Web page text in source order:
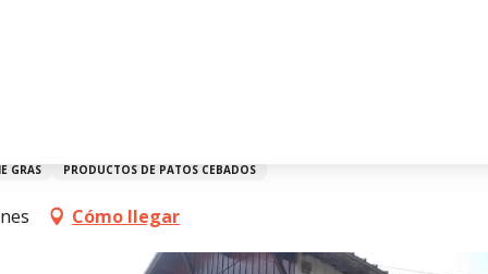
GRAS PRODUCTOS DE PATOS CEBADOS
Cómo llegar